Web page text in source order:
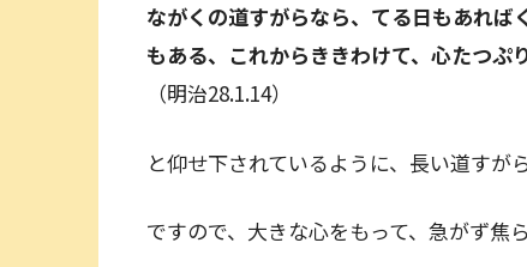
ながくの道すがらなら、てる日もあれ
もある、これからききわけて、心たつ
（明治28.1.14）
と仰せ下されているように、長い道すが
ですので、大きな心をもって、急がず焦